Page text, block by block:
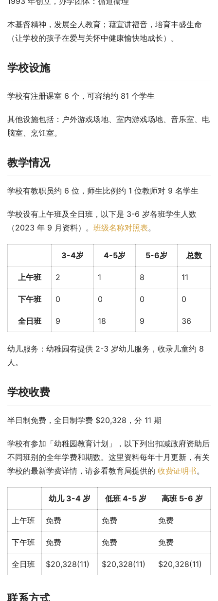
本基督精神，发展全人教育；藉宣讲福音，培育丰盛生命
（让学校的孩子在爱与关怀中健康愉快地成长）。
学校设施
学校有注册课室 6 个，可容纳约 81 个学生
其他设施包括：户外游戏场地、室内游戏场地、音乐室、电
脑室、烹饪室。
教学情况
学校有教职员约 6 位，师生比例约 1 位教师对 9 名学生
学校设有上午班及全日班，以下是 3-6 岁各班学生人数
（2023 年 9 月资料）。 班级名称对照表。
3-4岁 4-5岁 5-6岁 总数
上午班 2 1 8 11
下午班 0 0 0 0
全日班 9 18 9 36
幼儿服务：幼稚园有提供 2-3 岁幼儿服务，收录儿童约 8
人。
学校收费
半日制免费，全日制学费 $20,328，分 11 期
学校有参加「幼稚园教育计划」，以下列出扣减政府资助后
不同班别的全年学费和期数。这里资料每年十月更新，有关
学校的最新学费详情，请参看教育局提供的 收费证明书。
幼儿 3-4 岁 低班 4-5 岁 高班 5-6 岁
上午班 免费 免费 免费
下午班 免费 免费 免费
全日班 $20,328(11) $20,328(11) $20,328(11)
联系方式